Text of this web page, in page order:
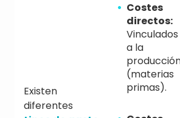
Existen
diferentes
Costes
directos:
Vinculados
a la
(materias
primas).